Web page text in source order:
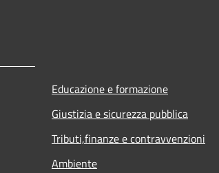
Educazione e formazione
Giustizia e sicurezza pubblica
Tributi,finanze e contravvenzioni
Ambiente